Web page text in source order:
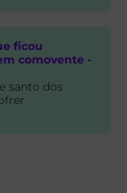
ficou
comovente -
santo dos